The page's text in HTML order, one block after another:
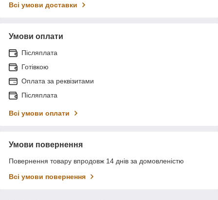
Всі умови доставки
Умови оплати
Післяплата
Готівкою
Оплата за реквізитами
Післяплата
Всі умови оплати
Умови повернення
Повернення товару впродовж 14 днів за домовленістю
Всі умови повернення